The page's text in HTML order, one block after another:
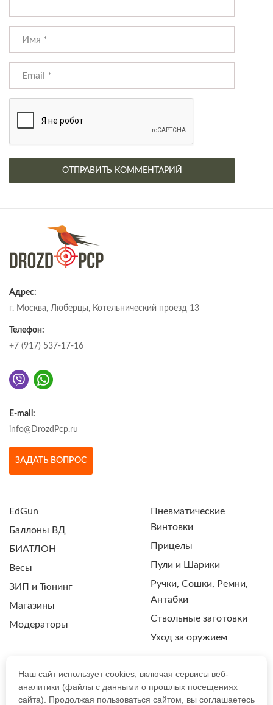
Адрес:
г. Москва, Люберцы, Котельнический проезд 13
Телефон:
+7 (917) 537-17-16
E-mail:
info@DrozdPcp.ru
ЗАДАТЬ ВОПРОС
EdGun
Баллоны ВД
БИАТЛОН
Весы
ЗИП и Тюнинг
Магазины
Модераторы
Пневматические
Винтовки
Прицелы
Пули и Шарики
Ручки, Сошки, Ремни,
Антабки
Ствольные заготовки
Уход за оружием
ПОЛИТИКА КОНФИДЕНЦИАЛЬНОСТИ
Наш сайт использует cookies, включая сервисы веб-
аналитики (файлы с данными о прошлых посещениях
сайта). Продолжая пользоваться сайтом, вы соглашаетесь